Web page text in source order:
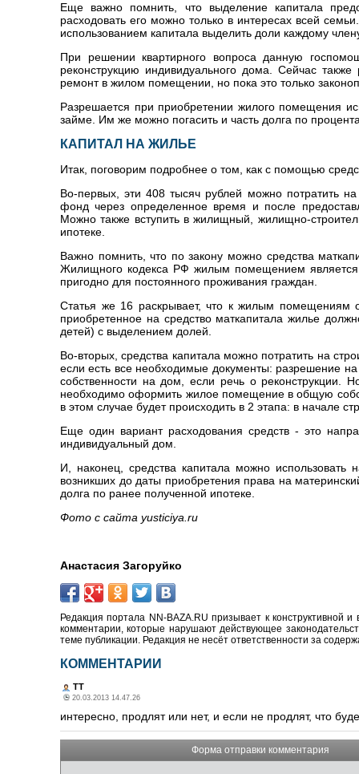
Еще важно помнить, что выделение капитала
расходовать его можно только в интересах всей
использованием капитала выделить доли каждому
При решении квартирного вопроса данную
реконструкцию индивидуального дома. Сейчас
ремонт в жилом помещении, но пока это только
Разрешается при приобретении жилого помещения
займе. Им же можно погасить и часть долга по
КАПИТАЛ НА ЖИЛЬЕ
Итак, поговорим подробнее о том, как с помощью
Во-первых, эти 408 тысяч рублей можно потратить
фонд через определенное время и после
Можно также вступить в жилищный, жилищно-
ипотеке.
Важно помнить, что по закону можно средства
Жилищного кодекса РФ жилым помещением
пригодно для постоянного проживания граждан.
Статья же 16 раскрывает, что к жилым помещениям
приобретенное на средство маткапитала жилье
детей) с выделением долей.
Во-вторых, средства капитала можно потратить на
если есть все необходимые документы: разрешение
собственности на дом, если речь о реконструкции.
необходимо оформить жилое помещение в общую
в этом случае будет происходить в 2 этапа: в начале
Еще один вариант расходования средств - это
индивидуальный дом.
И, наконец, средства капитала можно
возникших до даты приобретения права на
долга по ранее полученной ипотеке.
Фото с сайта yusticiya.ru
Анастасия Загоруйко
Редакция портала NN-BAZA.RU призывает к конструктивной
комментарии, которые нарушают действующее
теме публикации. Редакция не несёт ответственности за
КОММЕНТАРИИ
ТТ
20.03.2013 14.47.26
интересно, продлят или нет, и если не продлят, что
Форма отправки комментария